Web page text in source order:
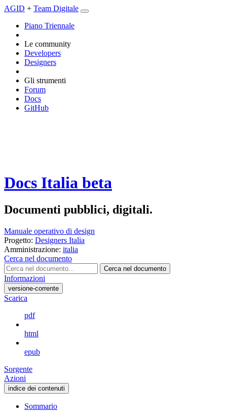
AGID + Team Digitale
Piano Triennale
Le community
Developers
Designers
Gli strumenti
Forum
Docs
GitHub
Docs Italia beta
Documenti pubblici, digitali.
Manuale operativo di design
Progetto: Designers Italia
Amministrazione: italia
Cerca nel documento
Cerca nel documento
Informazioni
versione-corrente
Scarica
pdf
html
epub
Sorgente
Azioni
indice dei contenuti
Sommario